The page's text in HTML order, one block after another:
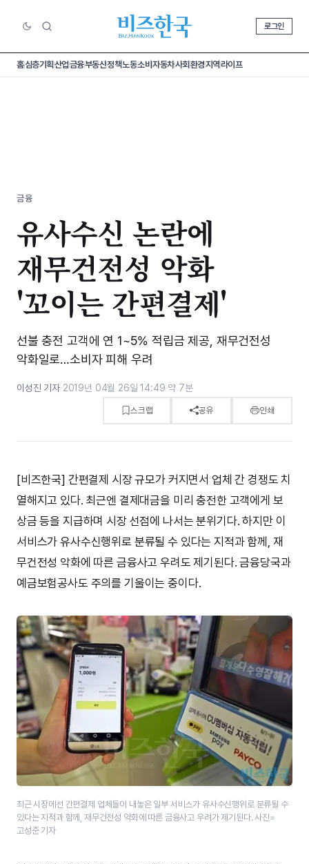
로그인
홈심층기획산업금융부동산정책노동소비 자동차사회환경지역라이프
금융
유사수신 논란에
재무건전성 악화
'꼬이는 간편결제'
선불 충전 고객에 연 1~5% 적립금 제공, 재무건전성
악화일로…소비자 피해 우려
이성진 기자·2019년 04월 26일 14:49·약 7분
스크랩 공유 인쇄
[비즈한국] 간편결제 시장 규모가 커지면서 업체 간 경쟁도 치
열해지고 있다. 최근엔 결제대금을 미리 충전한 고객에게 보
상금 등을 지급하며 시장 선점에 나서는 분위기다. 하지만 이
서비스가 유사수신행위로 분류될 수 있다는 지적과 함께, 재
무건전성 악화에 따른 금융사고 우려도 제기된다. 금융당국과
예금보험공사도 주의를 기울이는 중이다.
최근 시장에선 간편결제 업체들이 내놓은 일부 서비스가 유사수신행위로 분류될 수
있다는 지적과 함께, 재무건전성 악화에 따른 금융사고 우려가 제기된다. 사진=
고성준 기자